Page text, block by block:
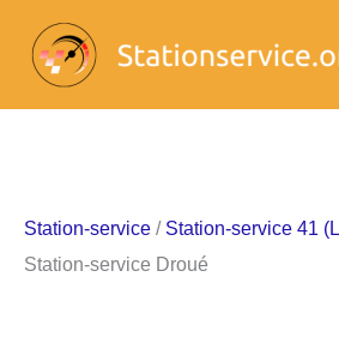
contenu
Station-service / Station-service 41
Station-service Droué